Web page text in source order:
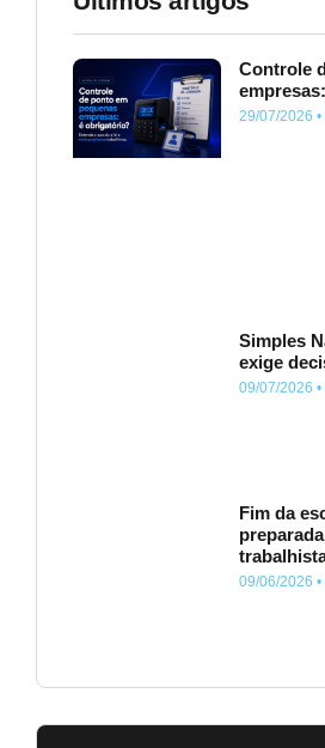
Controle
29/07/2026
Simples
exige
09/07/2026
Fim da
09/06/2026